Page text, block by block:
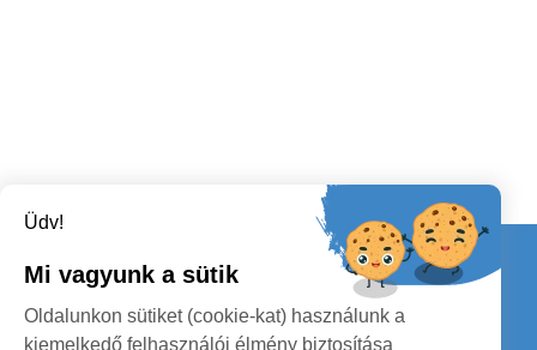
Kapcsolat
KÖVESSENEK
Üdv!
Mi vagyunk a sütik
Oldalunkon sütiket (cookie-kat) használunk a
kiemelkedő felhasználói élmény biztosítása